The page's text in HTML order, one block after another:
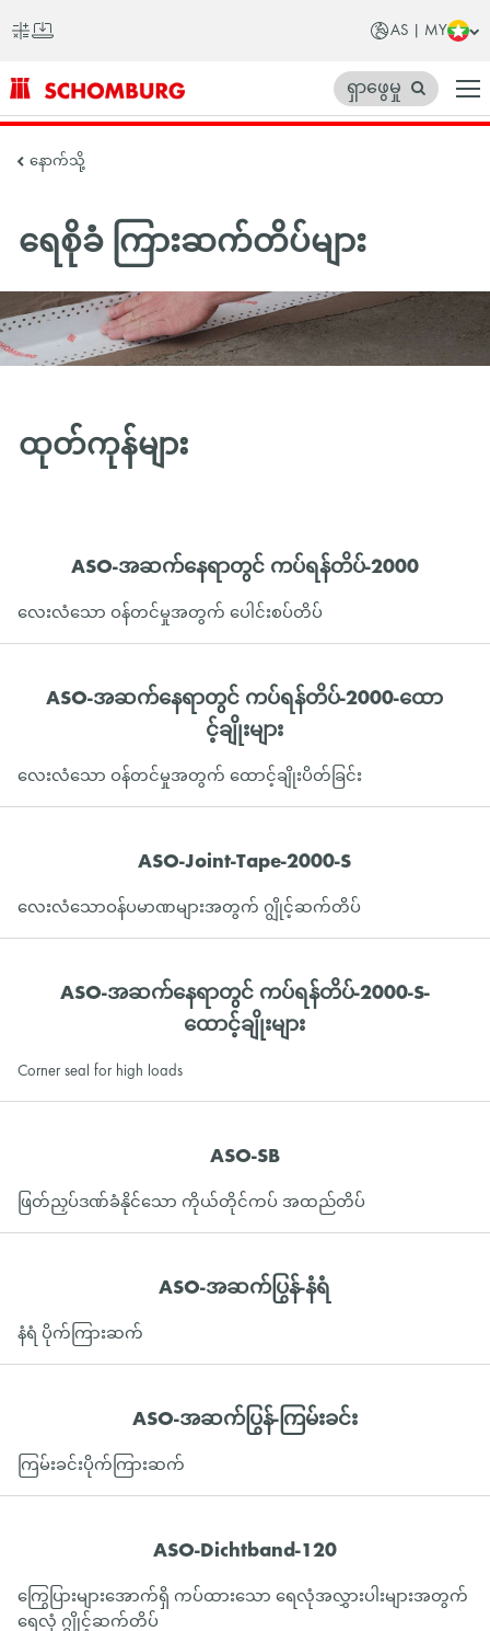
AS | MY
SCHOMBURG
အာ
ရှာဖွေမှု
နောက်သို့
ရေစိုခံ ကြားဆက်တိပ်များ
ထုတ်ကုန်များ
ASO-အဆက်နေရာတွင် ကပ်ရန်တိပ်-2000
လေးလံသော ဝန်တင်မှုအတွက် ပေါင်းစပ်တိပ်
ASO-အဆက်နေရာတွင် ကပ်ရန်တိပ်-2000-ထော
င့်ချိုးများ
လေးလံသော ဝန်တင်မှုအတွက် ထောင့်ချိုးပိတ်ခြင်း
ASO-Joint-Tape-2000-S
လေးလံသောဝန်ပမာဏများအတွက် ဂျွိုင့်ဆက်တိပ်
ASO-အဆက်နေရာတွင် ကပ်ရန်တိပ်-2000-S-
ထောင့်ချိုးများ
Corner seal for high loads
ASO-SB
ဖြတ်ညှပ်ဒဏ်ခံနိုင်သော ကိုယ်တိုင်ကပ် အထည်တိပ်
ASO-အဆက်ပြွန်-နံရံ
နံရံ ပိုက်ကြားဆက်
ASO-အဆက်ပြွန်-ကြမ်းခင်း
ကြမ်းခင်းပိုက်ကြားဆက်
ASO-Dichtband-120
ကြွေပြားများအောက်ရှိ ကပ်ထားသော ရေလုံအလွှားပါးများအတွက်
ရေလုံ ဂျွိုင့်ဆက်တိပ်